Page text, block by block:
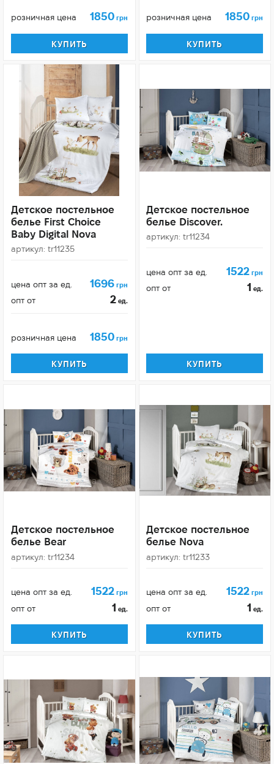
розничная цена 1850 грн
КУПИТЬ
розничная цена 1850 грн
КУПИТЬ
Детское постельное
белье First Choice
Baby Digital Nova
артикул: tr11235
цена опт за ед. 1696 грн
опт от 2 ед.
розничная цена 1850 грн
КУПИТЬ
Детское постельное
белье Discover.
артикул: tr11234
цена опт за ед. 1522 грн
опт от 1 ед.
КУПИТЬ
Детское постельное
белье Bear
артикул: tr11234
цена опт за ед. 1522 грн
опт от 1 ед.
КУПИТЬ
Детское постельное
белье Nova
артикул: tr11233
цена опт за ед. 1522 грн
опт от 1 ед.
КУПИТЬ